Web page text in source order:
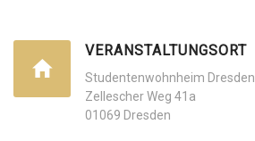
VERANSTALTUNGSORT
Studentenwohnheim Dresden
Zellescher Weg 41a
01069 Dresden